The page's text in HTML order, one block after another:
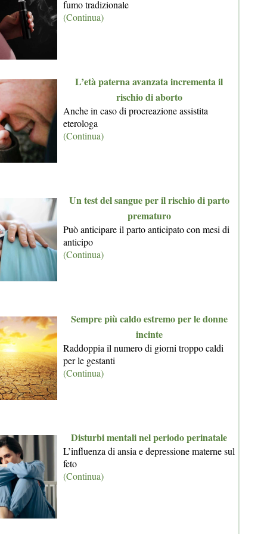
fumo tradizionale
(Continua)
L’età paterna avanzata incrementa il
rischio di aborto
Anche in caso di procreazione assistita
eterologa
(Continua)
Un test del sangue per il rischio di parto
prematuro
Può anticipare il parto anticipato con mesi di
anticipo
(Continua)
Sempre più caldo estremo per le donne
incinte
Raddoppia il numero di giorni troppo caldi
per le gestanti
(Continua)
Disturbi mentali nel periodo perinatale
L’influenza di ansia e depressione materne sul
feto
(Continua)